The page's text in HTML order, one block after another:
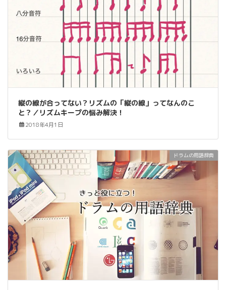
縦の線が合ってない？リズムの「縦の線」ってなんのこ
と？／リズムキープの悩み解決！
2018年4月1日
ドラムの用語辞典